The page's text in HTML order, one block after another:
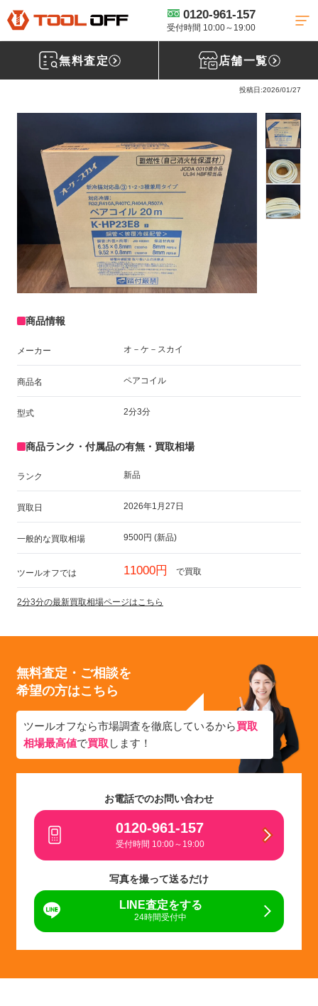
0120-961-157
受付時間 10:00～19:00
無料査定 店舗一覧
工具買取TOP 建材買取 ペアコイル買取
【買取実績】オーケースカ
イ ペアコイル 2分3分 20m［宮城県角田市］仙台南店
オ－ケ－スカイ ペアコイル 2分3分
投稿日:2026/01/27
商品情報
メーカー オ－ケ－スカイ
商品名 ペアコイル
型式 2分3分
商品ランク・付属品の有無・買取相場
ランク 新品
買取日 2026年1月27日
一般的な買取相場 9500円 (新品)
ツールオフでは 11000円 で買取
2分3分の最新買取相場ページはこちら
無料査定・ご相談を
希望の方はこちら
ツールオフなら市場調査を徹底しているから買取
相場最高値で買取 します！
お電話でのお問い合わせ
0120-961-157
受付時間 10:00～19:00
写真を撮って送るだけ
LINE査定をする
24時間受付中